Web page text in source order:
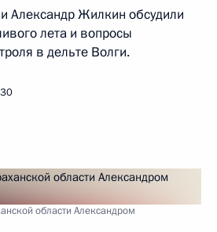
Александр Жилкин обсудили
лета и вопросы
в дельте Волги.
области Александром